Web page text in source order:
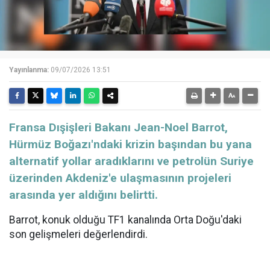
Yayınlanma: 09/07/2026 13:51
Fransa Dışişleri Bakanı Jean-Noel Barrot,
Hürmüz Boğazı'ndaki krizin başından bu yana
alternatif yollar aradıklarını ve petrolün Suriye
üzerinden Akdeniz'e ulaşmasının projeleri
arasında yer aldığını belirtti.
Barrot, konuk olduğu TF1 kanalında Orta Doğu'daki
son gelişmeleri değerlendirdi.